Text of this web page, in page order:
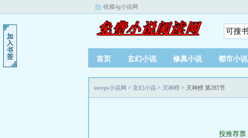
收藏4g小说网
首页 玄幻小说 修真小说 都市小说
stovps小说网 > 玄幻小说 > 灭神榜 > 灭神榜 第285节
投推荐票